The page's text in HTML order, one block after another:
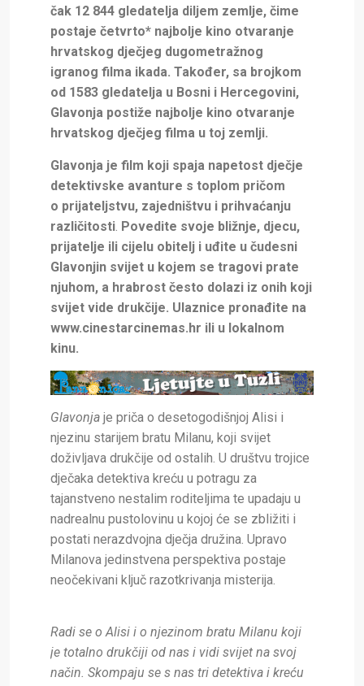
čak 12 844 gledatelja diljem zemlje, čime
postaje četvrto* najbolje kino otvaranje
hrvatskog dječjeg dugometražnog
igranog filma ikada. Također, sa brojkom
od 1583 gledatelja u Bosni i Hercegovini,
Glavonja postiže najbolje kino otvaranje
hrvatskog dječjeg filma u toj zemlji.
Glavonja je film koji spaja napetost dječje
detektivske avanture s toplom pričom
o prijateljstvu, zajedništvu i prihvaćanju
različitosti. Povedite svoje bližnje, djecu,
prijatelje ili cijelu obitelj i uđite u čudesni
Glavonjin svijet u kojem se tragovi prate
njuhom, a hrabrost često dolazi iz onih koji
svijet vide drukčije. Ulaznice pronađite na
www.cinestarcinemas.hr ili u lokalnom
kinu.
Glavonja je priča o desetogodišnjoj Alisi i
njezinu starijem bratu Milanu, koji svijet
doživljava drukčije od ostalih. U društvu trojice
dječaka detektiva kreću u potragu za
tajanstveno nestalim roditeljima te upadaju u
nadrealnu pustolovinu u kojoj će se zbližiti i
postati nerazdvojna dječja družina. Upravo
Milanova jedinstvena perspektiva postaje
neočekivani ključ razotkrivanja misterija.
Radi se o Alisi i o njezinom bratu Milanu koji
je totalno drukčiji od nas i vidi svijet na svoj
način. Skompaju se s nas tri detektiva i kreću